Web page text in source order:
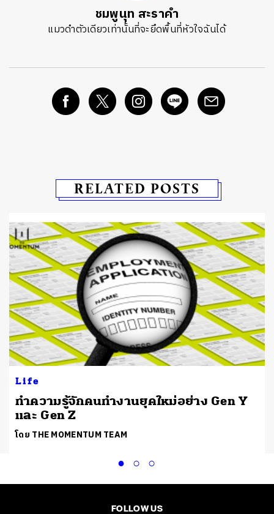
ชมพูนุท สะราคำ
แมวดำตัวเดียวเท่านั้นที่จะยึดพื้นที่หัวใจฉันได้
RELATED POSTS
Life
ทำความรู้จักคนทำงานยุคใหม่อย่าง Gen Y
และ Gen Z
โดย THE MOMENTUM TEAM
FOLLOW US